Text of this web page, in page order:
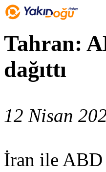
Tahran:
dağıttı
12 Nisan
İran ile ABD